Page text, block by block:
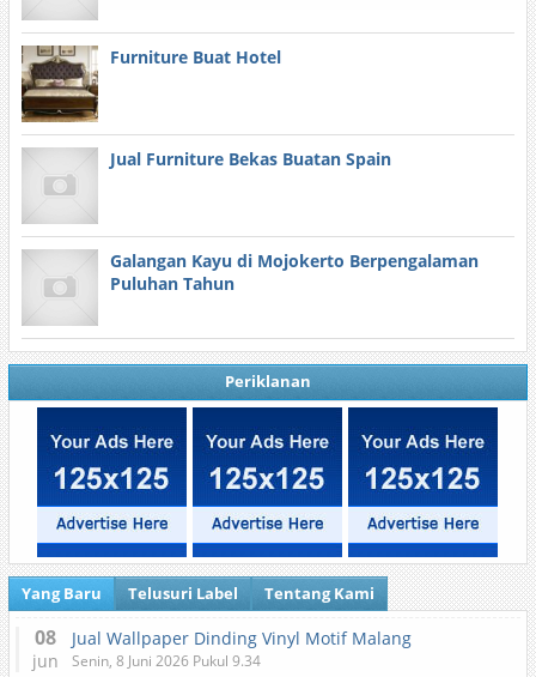
Furniture Buat Hotel
Jual Furniture Bekas Buatan Spain
Galangan Kayu di Mojokerto Berpengalaman
Puluhan Tahun
Periklanan
Yang Baru Telusuri Label Tentang Kami
08
jun
Jual Wallpaper Dinding Vinyl Motif Malang
Senin, 8 Juni 2026 Pukul 9.34